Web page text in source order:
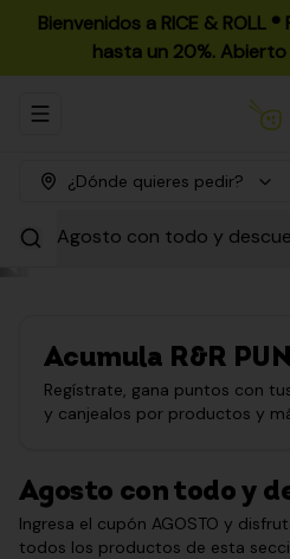
Bienvenidos a RICE & ROLL
hasta un 20%.
Abrir menu de navegación
¿Dónde quieres pedir?
Agosto con todo y
Acumula R&R
Regístrate, gana puntos con
y canjealos por productos y
Agosto con todo y
Ingresa el cupón AGOSTO y
todos los productos de esta